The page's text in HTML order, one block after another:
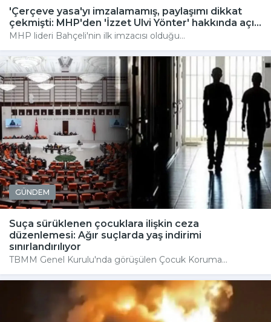
'Çerçeve yasa'yı imzalamamış, paylaşımı dikkat
çekmişti: MHP'den 'İzzet Ulvi Yönter' hakkında açı...
MHP lideri Bahçeli'nin ilk imzacısı olduğu...
GÜNDEM
Suça sürüklenen çocuklara ilişkin ceza
düzenlemesi: Ağır suçlarda yaş indirimi
sınırlandırılıyor
TBMM Genel Kurulu'nda görüşülen Çocuk Koruma...